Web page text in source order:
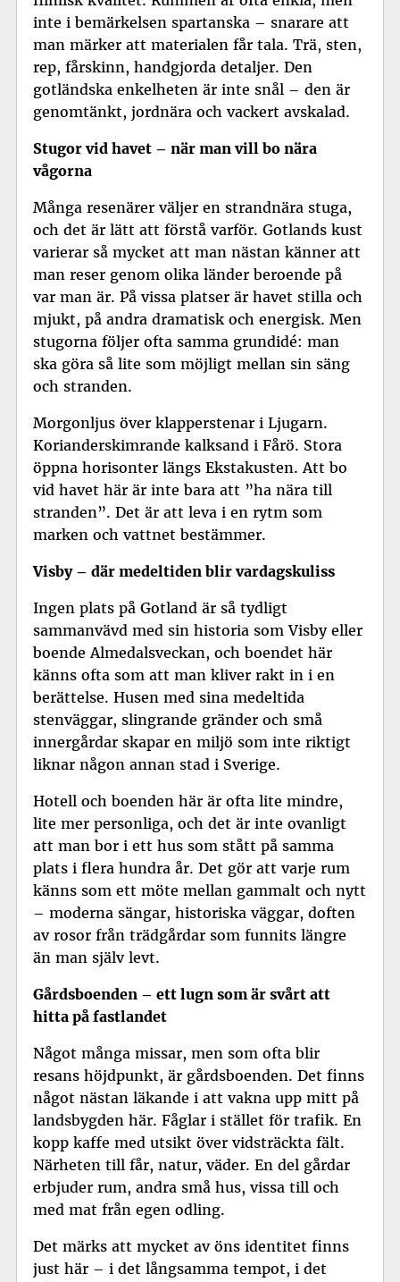
inte i bemärkelsen spartanska – snarare att
man märker att materialen får tala. Trä, sten,
rep, fårskinn, handgjorda detaljer. Den
gotländska enkelheten är inte snål – den är
genomtänkt, jordnära och vackert avskalad.
Stugor vid havet – när man vill bo nära
vågorna
Många resenärer väljer en strandnära stuga,
och det är lätt att förstå varför. Gotlands kust
varierar så mycket att man nästan känner att
man reser genom olika länder beroende på
var man är. På vissa platser är havet stilla och
mjukt, på andra dramatisk och energisk. Men
stugorna följer ofta samma grundidé: man
ska göra så lite som möjligt mellan sin säng
och stranden.
Morgonljus över klapperstenar i Ljugarn.
Korianderskimrande kalksand i Fårö. Stora
öppna horisonter längs Ekstakusten. Att bo
vid havet här är inte bara att ”ha nära till
stranden”. Det är att leva i en rytm som
marken och vattnet bestämmer.
Visby – där medeltiden blir vardagskuliss
Ingen plats på Gotland är så tydligt
sammanvävd med sin historia som Visby eller
boende Almedalsveckan, och boendet här
känns ofta som att man kliver rakt in i en
berättelse. Husen med sina medeltida
stenväggar, slingrande gränder och små
innergårdar skapar en miljö som inte riktigt
liknar någon annan stad i Sverige.
Hotell och boenden här är ofta lite mindre,
lite mer personliga, och det är inte ovanligt
att man bor i ett hus som stått på samma
plats i flera hundra år. Det gör att varje rum
känns som ett möte mellan gammalt och nytt
– moderna sängar, historiska väggar, doften
av rosor från trädgårdar som funnits längre
än man själv levt.
Gårdsboenden – ett lugn som är svårt att
hitta på fastlandet
Något många missar, men som ofta blir
resans höjdpunkt, är gårdsboenden. Det finns
något nästan läkande i att vakna upp mitt på
landsbygden här. Fåglar i stället för trafik. En
kopp kaffe med utsikt över vidsträckta fält.
Närheten till får, natur, väder. En del gårdar
erbjuder rum, andra små hus, vissa till och
med mat från egen odling.
Det märks att mycket av öns identitet finns
just här – i det långsamma tempot, i det